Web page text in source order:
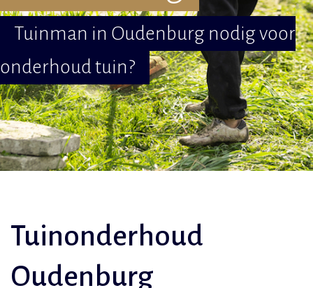
Tuinman in Oudenburg nodig voor
onderhoud tuin?
Tuinonderhoud
Oudenburg